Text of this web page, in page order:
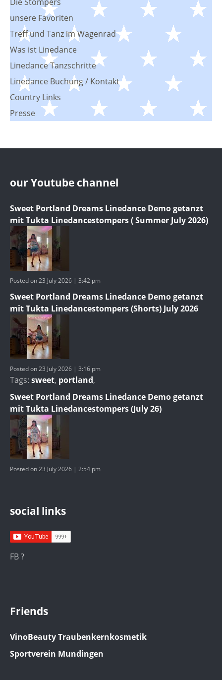
unsere Favoriten
Treff und Tanz im Wagenrad
Was ist Linedance
Linedance Tanzschritte
Linedance Buchung / Kontakt
Country Links
Presse
our Youtube channel
Sweet Portland Dreams Linedance Demo getanzt
mit Tukta Linedancestompers ( Summer July 2026)
Posted on 23 July 2026 | 3:42 pm
Sweet Portland Dreams Linedance Demo getanzt
mit Tukta Linedancestompers (Shorts) July 2026
Posted on 23 July 2026 | 3:16 pm
Tags: sweet, portland,
Sweet Portland Dreams Linedance Demo getanzt
mit Tukta Linedancestompers (July 26)
Posted on 23 July 2026 | 2:54 pm
social links
FB ?
Friends
VinoBeauty Traubenkernkosmetik
Sportverein Mundingen